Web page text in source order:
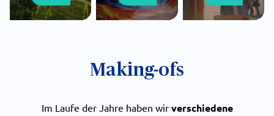
Making-ofs
Im Laufe der Jahre haben wir verschiedene